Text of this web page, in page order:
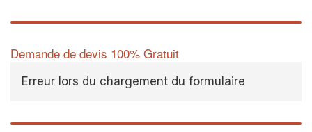
Demande de devis 100% Gratuit
Erreur lors du chargement du formulaire